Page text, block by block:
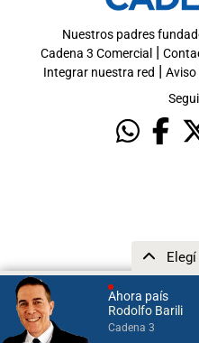
Ahora país
Rodolfo Barili
Cadena 3
Nuestros padres
Cadena 3 Comercial |
Integrar nuestra red | Aviso